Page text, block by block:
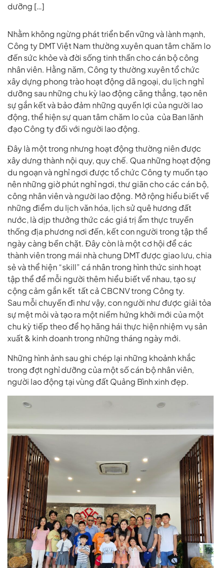
dưỡng […]
Nhằm không ngừng phát triển bền vững và lành mạnh,
Công ty DMT Việt Nam thường xuyên quan tâm chăm lo
đến sức khỏe và đời sống tinh thần cho cán bộ công
nhân viên. Hằng năm, Công ty thường xuyên tổ chức
xây dựng phong trào hoạt động dã ngoại, du lịch nghỉ
dưỡng sau những chu kỳ lao động căng thẳng, tạo nên
sự gắn kết và bảo đảm những quyền lợi của người lao
động, thể hiện sự quan tâm chăm lo của của Ban lãnh
đạo Công ty đối với người lao động.
Đây là một trong nhưng hoạt động thường niên được
xây dưng thành nội quy, quy chế. Qua những hoạt động
du ngoạn và nghỉ ngơi được tổ chức Công ty muốn tạo
nên những giờ phút nghỉ ngơi, thư giãn cho các cán bộ,
công nhân viên và người lao động. Mở rộng hiểu biết về
những điểm du lịch văn hóa, lịch sử quê hương đất
nước, là dịp thưởng thức các giá trị ẩm thực truyền
thống địa phương nơi đến, kết con người trong tập thể
ngày càng bền chặt. Đây còn là một cơ hội để các
thành viên trong mái nhà chung DMT được giao lưu, chia
sẻ và thể hiện “skill” cá nhân trong hình thức sinh hoạt
tập thể để mỗi người thêm hiểu biết về nhau, tạo sự
cộng cảm gắn kết tất cả CBCNV trong Công ty.
Sau mỗi chuyến đi như vậy, con người như được giải tỏa
sự mệt mỏi và tạo ra một niềm hứng khởi mới của một
chu kỳ tiếp theo để họ hăng hái thực hiện nhiệm vụ sản
xuất & kinh doanh trong những tháng ngày mới.
Những hình ảnh sau ghi chép lại những khoảnh khắc
trong đợt nghỉ dưỡng của một số cán bộ nhân viên,
người lao động tại vùng đất Quảng Bình xinh đẹp.